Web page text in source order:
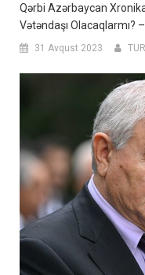
Qərbi Azərbaycan
Vətəndaşı Olacaqlarmı?
31 Avqust 2023